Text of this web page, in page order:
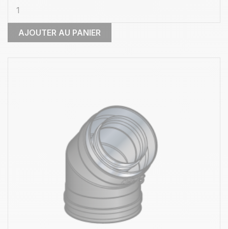
AJOUTER AU PANIER